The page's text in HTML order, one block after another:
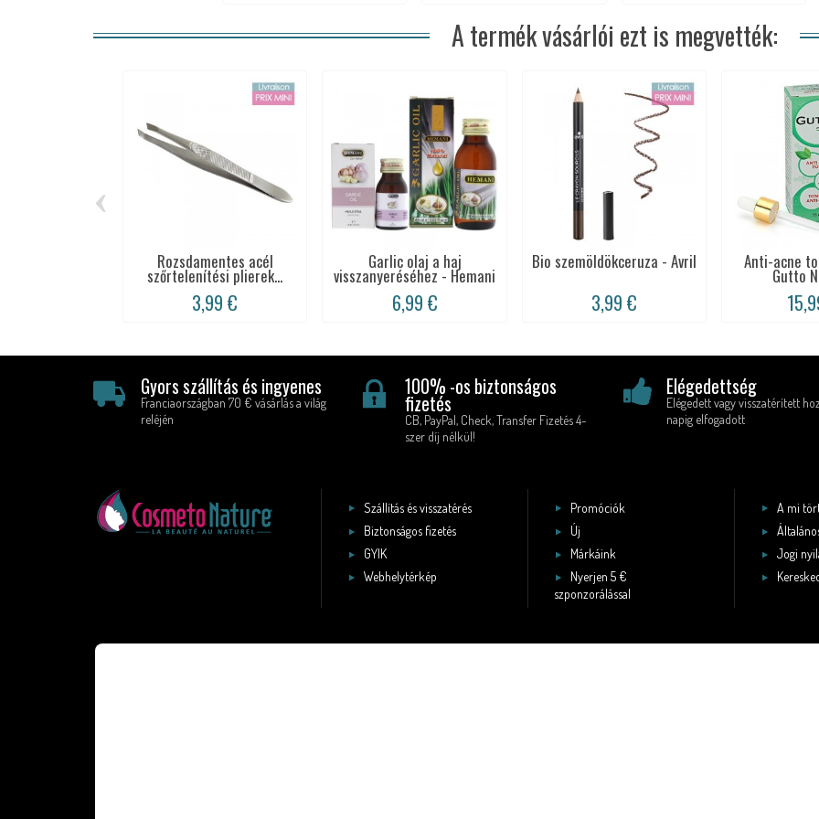
A termék vásárlói ezt is megvették:
Rozsdamentes acél
szőrtelenítési plierek...
3,99 €
Garlic olaj a haj
visszanyeréséhez - Hemani
6,99 €
Bio szemöldökceruza - Avril
3,99 €
Anti-acne
Gutto
‹
Gyors szállítás és ingyenes
Franciaországban 70 € vásárlás a világ
reléjén
100% -os biztonságos
fizetés
CB, PayPal, Check, Transfer Fizetés 4-
szer díj nélkül!
Elégedettség
Elégedett vagy visszatérített
napig elfogadott
Szállítás és visszatérés
Biztonságos fizetés
GYIK
Webhelytérkép
Promóciók
Új
Márkáink
Nyerjen 5 €
szponzorálással
A mi
Jogi